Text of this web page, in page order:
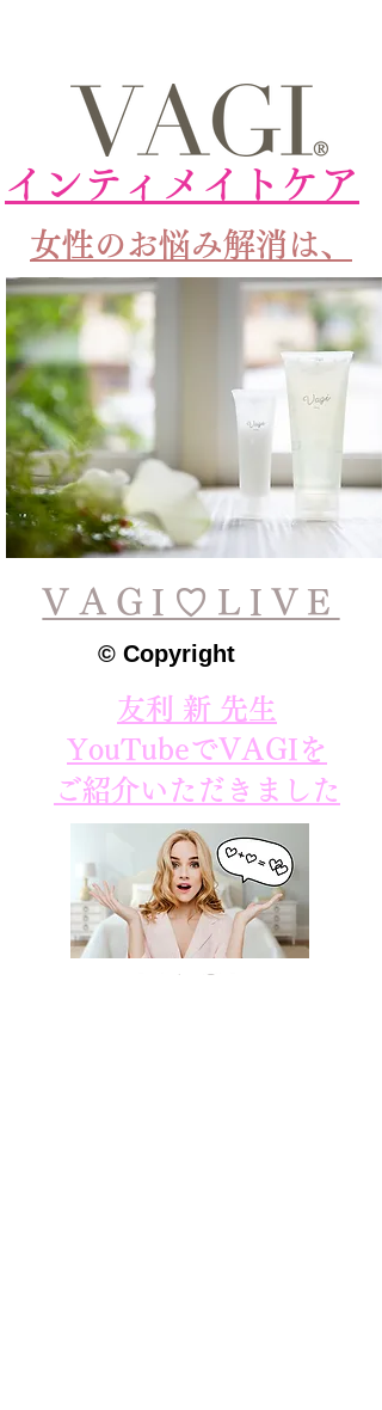
インティメイトケア
女性のお悩み解消は、
VAGI♡LIVE
© Copyright
友利 新 先生
YouTubeでVAGIを
ご紹介いただきました